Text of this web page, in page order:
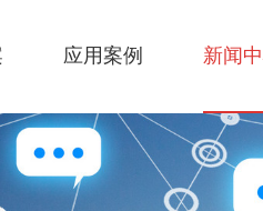
应用案例 新闻